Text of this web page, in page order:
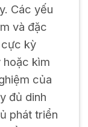
Các yếu
và đặc
cực kỳ
kìm
của
đủ dinh
phát triển